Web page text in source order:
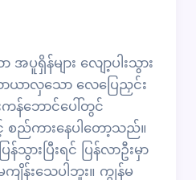
ပူရှိန်များ လျော့ပါးသွား
ယာလှသော လေပြေညှင်း
ကန်ဘောင်ပေါ်တွင်
စည်ကားနေပါတော့သည်။
န်သွားပြီးရင် ပြန်လာဦးမှာ
ျိန်းသေပါဘူး။ ကျွန်မ